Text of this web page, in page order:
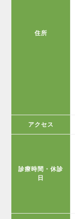
住所
アクセス
診療時間・休診
日